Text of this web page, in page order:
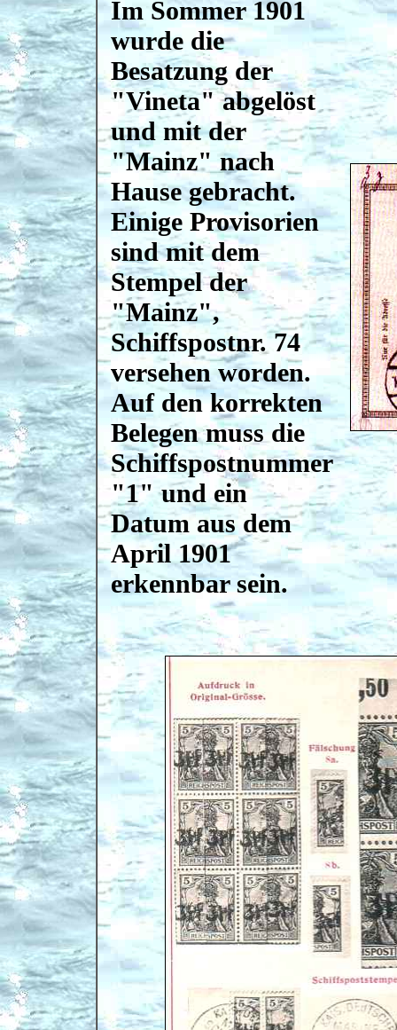
Im Sommer 1901
wurde die
Besatzung der
"Vineta" abgelöst
und mit der
"Mainz" nach
Hause gebracht.
Einige Provisorien
sind mit dem
Stempel der
"Mainz",
Schiffspostnr. 74
versehen worden.
Auf den korrekten
Belegen muss die
Schiffspostnummer
"1" und ein
Datum aus dem
April 1901
erkennbar sein.